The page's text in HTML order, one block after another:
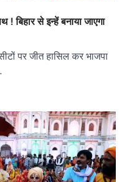
! बिहार से इन्हें बनाया जाएगा
पर जीत हासिल कर भाजपा